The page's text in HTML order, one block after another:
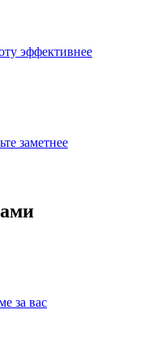
эффективнее
заметнее
за вас